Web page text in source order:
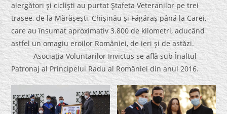
alergători şi ciclişti au purtat Ştafeta Veteranilor pe trei
trasee, de la Mărăşeşti, Chişinău şi Făgăraş până la Carei,
care au însumat aproximativ 3.800 de kilometri, aducând
astfel un omagiu eroilor României, de ieri şi de astăzi.
Asociaţia Voluntarilor Invictus se află sub Înaltul
Patronaj al Principelui Radu al României din anul 2016.